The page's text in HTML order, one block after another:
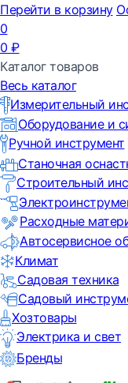
Перейти в корзину
0
0 ₽
Каталог товаров
Весь каталог
Измерительный
Оборудование и
Ручной инструмент
Станочная
Строительный
Расходные
Автосервисное
Климат
Садовая техника
Садовый
Хозтовары
Электрика и свет
Бренды